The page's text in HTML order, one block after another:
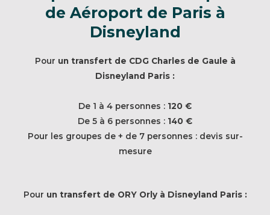
de Aéroport de Paris à
Disneyland
Pour un transfert de CDG Charles de Gaule à
Disneyland Paris :
De 1 à 4 personnes : 120 €
De 5 à 6 personnes : 140 €
Pour les groupes de + de 7 personnes : devis sur-
mesure
Pour un transfert de ORY Orly à Disneyland Paris :